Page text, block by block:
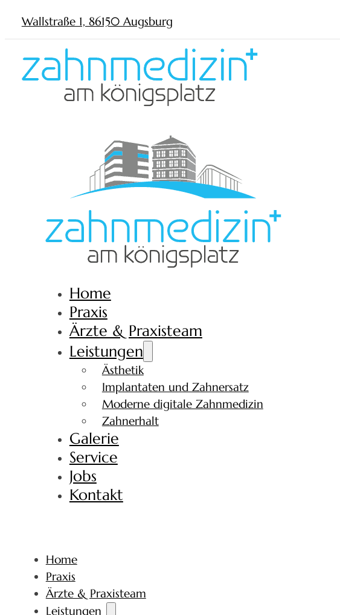
Wallstraße 1, 86150 Augsburg
Home
Praxis
Ärzte & Praxisteam
Leistungen
Ästhetik
Implantaten und Zahnersatz
Moderne digitale Zahnmedizin
Zahnerhalt
Galerie
Service
Jobs
Kontakt
Home
Praxis
Ärzte & Praxisteam
Leistungen